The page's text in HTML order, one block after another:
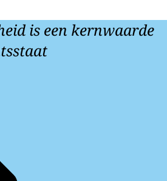
is een kernwaarde